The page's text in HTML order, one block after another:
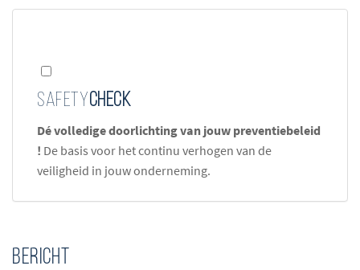
SafetyCheck
Dé volledige doorlichting van jouw preventiebeleid
! De basis voor het continu verhogen van de
veiligheid in jouw onderneming.
Bericht